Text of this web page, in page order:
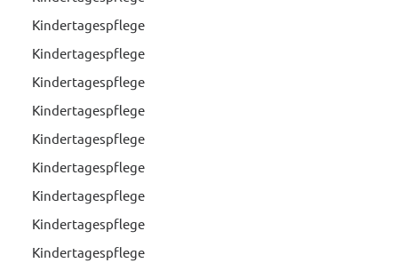
Kindertagespflege
Kindertagespflege
Kindertagespflege
Kindertagespflege
Kindertagespflege
Kindertagespflege
Kindertagespflege
Kindertagespflege
Kindertagespflege